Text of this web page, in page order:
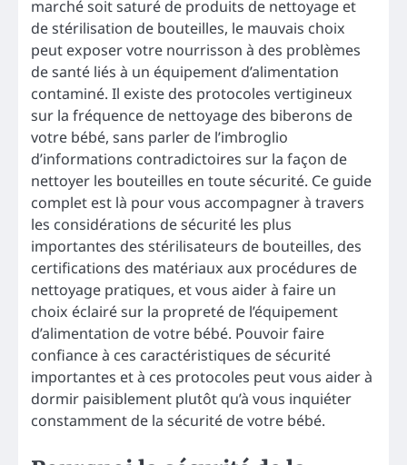
marché soit saturé de produits de nettoyage et
de stérilisation de bouteilles, le mauvais choix
peut exposer votre nourrisson à des problèmes
de santé liés à un équipement d’alimentation
contaminé. Il existe des protocoles vertigineux
sur la fréquence de nettoyage des biberons de
votre bébé, sans parler de l’imbroglio
d’informations contradictoires sur la façon de
nettoyer les bouteilles en toute sécurité. Ce guide
complet est là pour vous accompagner à travers
les considérations de sécurité les plus
importantes des stérilisateurs de bouteilles, des
certifications des matériaux aux procédures de
nettoyage pratiques, et vous aider à faire un
choix éclairé sur la propreté de l’équipement
d’alimentation de votre bébé. Pouvoir faire
confiance à ces caractéristiques de sécurité
importantes et à ces protocoles peut vous aider à
dormir paisiblement plutôt qu’à vous inquiéter
constamment de la sécurité de votre bébé.